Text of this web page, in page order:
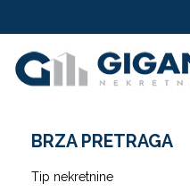
BRZA PRETRAGA
Tip nekretnine